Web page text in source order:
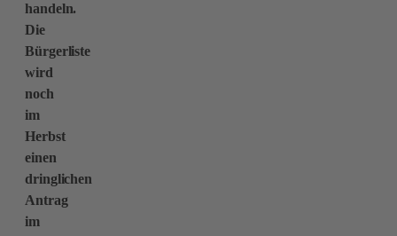
handeln.
Die
Bürgerliste
wird
noch
im
Herbst
einen
dringlichen
Antrag
im